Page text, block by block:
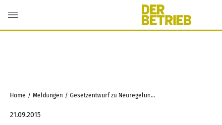
Home / Meldungen / Gesetzentwurf zu Neuregelung von Immobilienfinanzierung
21.09.2015